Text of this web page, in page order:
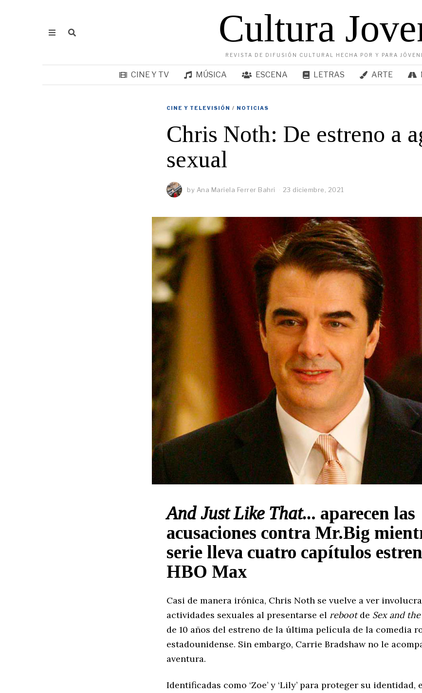
Cultura
REVISTA DE DIFUSIÓN CULTURAL HECHA POR Y PARA
CINE Y TV MÚSICA ESCENA LETRAS ARTE
CINE Y TELEVISIÓN / NOTICIAS
Chris Noth: De estreno a
sexual
by Ana Mariela Ferrer Bahri 23 diciembre, 2021
And Just Like That... aparecen las
acusaciones contra Mr.Big
serie lleva cuatro capítulos
HBO Max
Casi de manera irónica, Chris Noth se vuelve a ver
actividades sexuales al presentarse el rebootde Sex and
de 10 años del estreno de la última película de la comedia
estadounidense. Sin embargo, Carrie Bradshaw no le
aventura.
Identificadas como ‘Zoe’ y ‘Lily’ para proteger su identidad,